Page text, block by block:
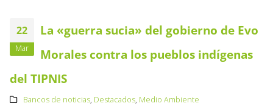
22
Mar
La «guerra sucia» del gobierno de Evo
Morales contra los pueblos indígenas
del TIPNIS
Bancos de noticias, Destacados, Medio Ambiente